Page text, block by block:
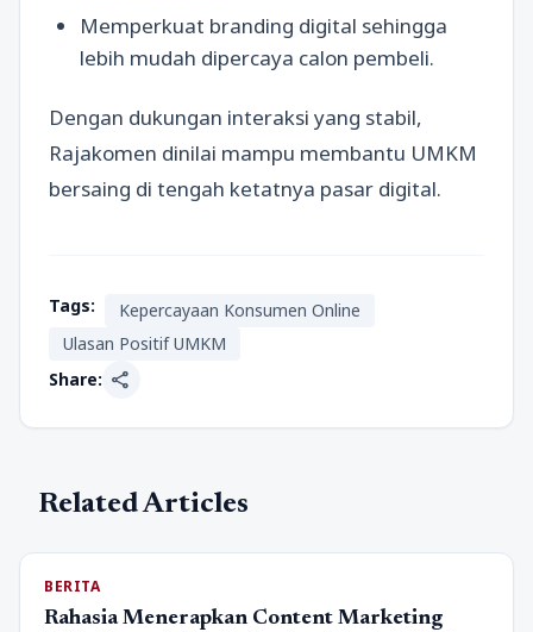
Memperkuat branding digital sehingga
lebih mudah dipercaya calon pembeli.
Dengan dukungan interaksi yang stabil,
Rajakomen dinilai mampu membantu UMKM
bersaing di tengah ketatnya pasar digital.
Tags:
Kepercayaan Konsumen Online
Ulasan Positif UMKM
Share: share
Related Articles
BERITA
Rahasia Menerapkan Content Marketing